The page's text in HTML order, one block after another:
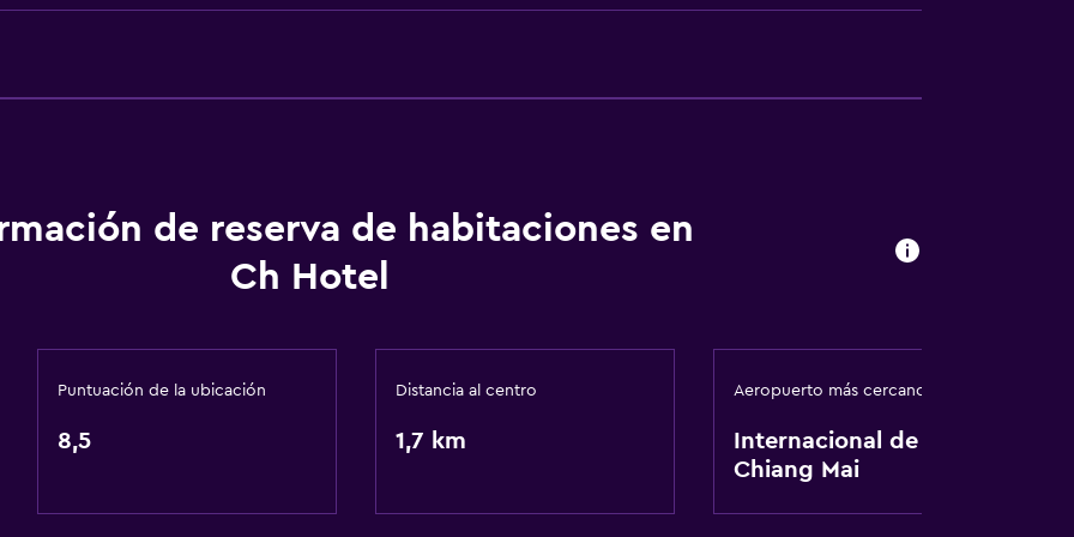
Baño
Gorro de baño
Cepillo de dientes
de reserva de habitaciones en
Ch Hotel
Puntuación de la ubicación
8,5
Distancia al centro
1,7 km
Aeropuerto más cercano
Internacional de
Chiang Mai